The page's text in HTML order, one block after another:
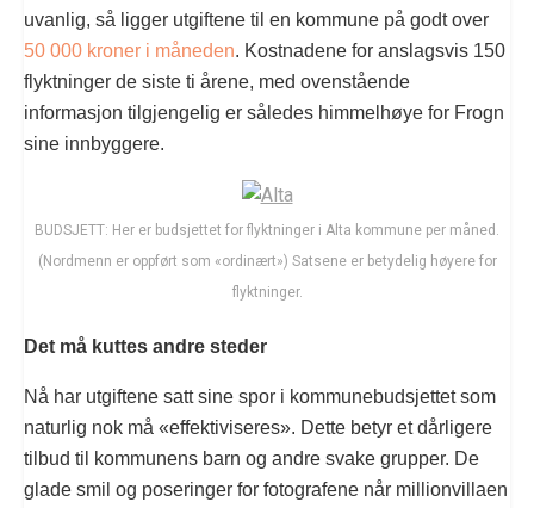
uvanlig, så ligger utgiftene til en kommune på godt over
50 000 kroner i måneden. Kostnadene for anslagsvis 150
flyktninger de siste ti årene, med ovenstående
informasjon tilgjengelig er således himmelhøye for Frogn
sine innbyggere.
BUDSJETT: Her er budsjettet for flyktninger i Alta kommune per måned.
(Nordmenn er oppført som «ordinært») Satsene er betydelig høyere for
flyktninger.
Det må kuttes andre steder
Nå har utgiftene satt sine spor i kommunebudsjettet som
naturlig nok må «effektiviseres». Dette betyr et dårligere
tilbud til kommunens barn og andre svake grupper. De
glade smil og poseringer for fotografene når millionvillaen